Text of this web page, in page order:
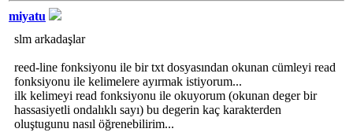
miyatu
slm arkadaşlar
reed-line fonksiyonu ile bir txt dosyasından okunan cümleyi read
fonksiyonu ile kelimelere ayırmak istiyorum...
ilk kelimeyi read fonksiyonu ile okuyorum (okunan deger bir
hassasiyetli ondalıklı sayı) bu degerin kaç karakterden
oluştugunu nasıl öğrenebilirim...